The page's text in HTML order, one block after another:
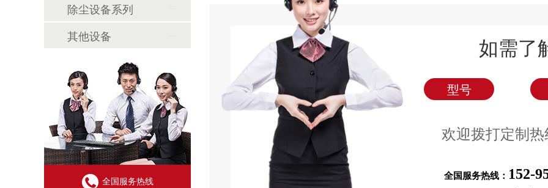
如需了
型号
欢迎拨打定制
全国服务热线： 152-
除尘设备系列
其他设备
全国服务热线